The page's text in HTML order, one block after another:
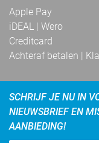
Apple Pay
iDEAL | Wero
Creditcard
Achteraf betalen |
SCHRIJF JE NU IN
NIEUWSBRIEF EN
AANBIEDING!